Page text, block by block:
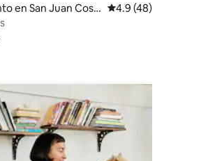
en San Juan Cosal Calificación
4.9 (48)